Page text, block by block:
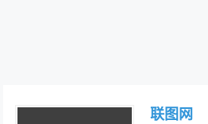
联图网